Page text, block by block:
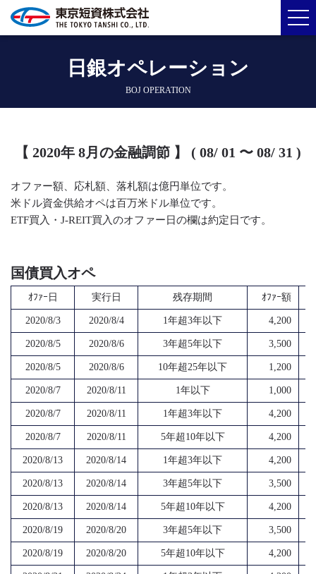
日銀オペレーション
BOJ OPERATION
【 2020年 8月の金融調節 】 ( 08/ 01 〜 08/ 31 )
オファー額、応札額、落札額は億円単位です。
米ドル資金供給オペは百万米ドル単位です。
ETF買入・J-REIT買入のオファー日の欄は約定日です。
国債買入オペ
ｵﾌｧｰ日 実行日 残存期間 ｵﾌｧｰ額
2020/8/3 2020/8/4 1年超3年以下 4,200
2020/8/5 2020/8/6 3年超5年以下 3,500
2020/8/5 2020/8/6 10年超25年以下 1,200
2020/8/7 2020/8/11 1年以下 1,000
2020/8/7 2020/8/11 1年超3年以下 4,200
2020/8/7 2020/8/11 5年超10年以下 4,200
2020/8/13 2020/8/14 1年超3年以下 4,200
2020/8/13 2020/8/14 3年超5年以下 3,500
2020/8/13 2020/8/14 5年超10年以下 4,200
2020/8/19 2020/8/20 3年超5年以下 3,500
2020/8/19 2020/8/20 5年超10年以下 4,200